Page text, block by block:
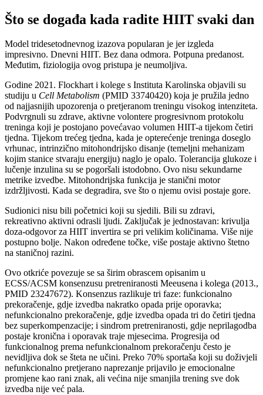
Što se događa kada radite HIIT svaki dan
Model tridesetodnevnog izazova popularan je jer izgleda
impresivno. Dnevni HIIT. Bez dana odmora. Potpuna predanost.
Međutim, fiziologija ovog pristupa je neumoljiva.
Godine 2021. Flockhart i kolege s Instituta Karolinska objavili su
studiju u Cell Metabolism (PMID 33740420) koja je pružila jedno
od najjasnijih upozorenja o pretjeranom treningu visokog intenziteta.
Podvrgnuli su zdrave, aktivne volontere progresivnom protokolu
treninga koji je postojano povećavao volumen HIIT-a tijekom četiri
tjedna. Tijekom trećeg tjedna, kada je opterećenje treninga doseglo
vrhunac, intrinzično mitohondrijsko disanje (temeljni mehanizam
kojim stanice stvaraju energiju) naglo je opalo. Tolerancija glukoze i
lučenje inzulina su se pogoršali istodobno. Ovo nisu sekundarne
metrike izvedbe. Mitohondrijska funkcija je stanični motor
izdržljivosti. Kada se degradira, sve što o njemu ovisi postaje gore.
Sudionici nisu bili početnici koji su sjedili. Bili su zdravi,
rekreativno aktivni odrasli ljudi. Zaključak je jednostavan: krivulja
doza-odgovor za HIIT invertira se pri velikim količinama. Više nije
postupno bolje. Nakon određene točke, više postaje aktivno štetno
na staničnoj razini.
Ovo otkriće povezuje se sa širim obrascem opisanim u
ECSS/ACSM konsenzusu pretreniranosti Meeusena i kolega (2013.,
PMID 23247672). Konsenzus razlikuje tri faze: funkcionalno
prekoračenje, gdje izvedba nakratko opada prije oporavka;
nefunkcionalno prekoračenje, gdje izvedba opada tri do četiri tjedna
bez superkompenzacije; i sindrom pretreniranosti, gdje neprilagodba
postaje kronična i oporavak traje mjesecima. Progresija od
funkcionalnog prema nefunkcionalnom prekoračenju često je
nevidljiva dok se šteta ne učini. Preko 70% sportaša koji su doživjeli
nefunkcionalno pretjerano naprezanje prijavilo je emocionalne
promjene kao rani znak, ali većina nije smanjila trening sve dok
izvedba nije već pala.